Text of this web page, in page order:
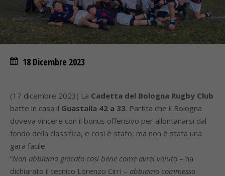
18 Dicembre 2023
(17 dicembre 2023) La Cadetta del Bologna Rugby Club
batte in casa il Guastalla 42 a 33. Partita che il Bologna
doveva vincere con il bonus offensivo per allontanarsi dal
fondo della classifica, e così è stato, ma non è stata una
gara facile.
“Non abbiamo giocato così bene come avrei voluto – ha
dichiarato il tecnico Lorenzo Cirri – abbiamo commesso